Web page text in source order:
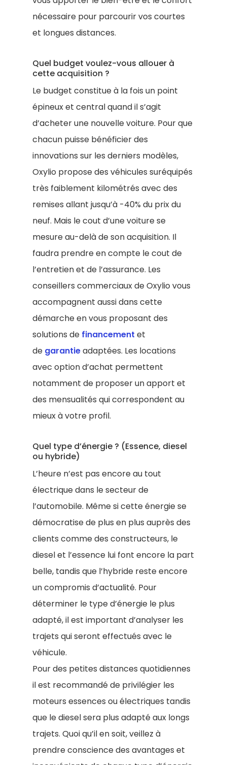
nécessaire pour parcourir vos courtes
et longues distances.
Quel budget voulez-vous allouer à
cette acquisition ?
Le budget constitue à la fois un point
épineux et central quand il s’agit
d’acheter une nouvelle voiture. Pour que
chacun puisse bénéficier des
innovations sur les derniers modèles,
Oxylio propose des véhicules suréquipés
très faiblement kilométrés avec des
remises allant jusqu’à -40% du prix du
neuf. Mais le cout d’une voiture se
mesure au-delà de son acquisition. Il
faudra prendre en compte le cout de
l’entretien et de l’assurance. Les
conseillers commerciaux de Oxylio vous
accompagnent aussi dans cette
démarche en vous proposant des
solutions de financement et
de garantieadaptées. Les locations
avec option d’achat permettent
notamment de proposer un apport et
des mensualités qui correspondent au
mieux à votre profil.
Quel type d’énergie ? (Essence, diesel
ou hybride)
L’heure n’est pas encore au tout
électrique dans le secteur de
l’automobile. Même si cette énergie se
démocratise de plus en plus auprès des
clients comme des constructeurs, le
diesel et l’essence lui font encore la part
belle, tandis que l’hybride reste encore
un compromis d’actualité. Pour
déterminer le type d’énergie le plus
adapté, il est important d’analyser les
trajets qui seront effectués avec le
véhicule.
Pour des petites distances quotidiennes
il est recommandé de privilégier les
moteurs essences ou électriques tandis
que le diesel sera plus adapté aux longs
trajets. Quoi qu’il en soit, veillez à
prendre conscience des avantages et